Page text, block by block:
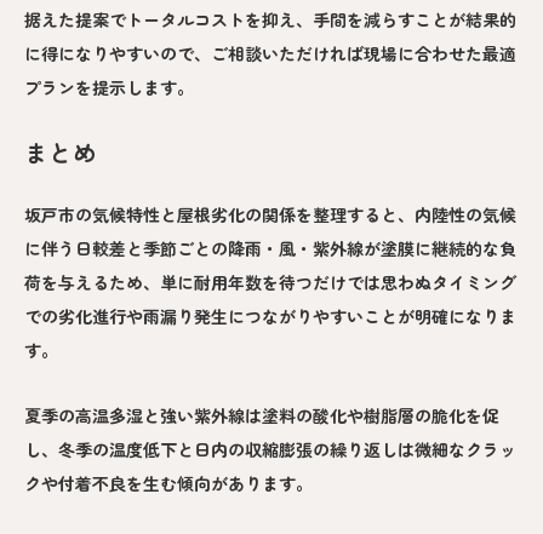
据えた提案でトータルコストを抑え、手間を減らすことが結果的
に得になりやすいので、ご相談いただければ現場に合わせた最適
プランを提示します。
まとめ
坂戸市の気候特性と屋根劣化の関係を整理すると、内陸性の気候
に伴う日較差と季節ごとの降雨・風・紫外線が塗膜に継続的な負
荷を与えるため、単に耐用年数を待つだけでは思わぬタイミング
での劣化進行や雨漏り発生につながりやすいことが明確になりま
す。
夏季の高温多湿と強い紫外線は塗料の酸化や樹脂層の脆化を促
し、冬季の温度低下と日内の収縮膨張の繰り返しは微細なクラッ
クや付着不良を生む傾向があります。